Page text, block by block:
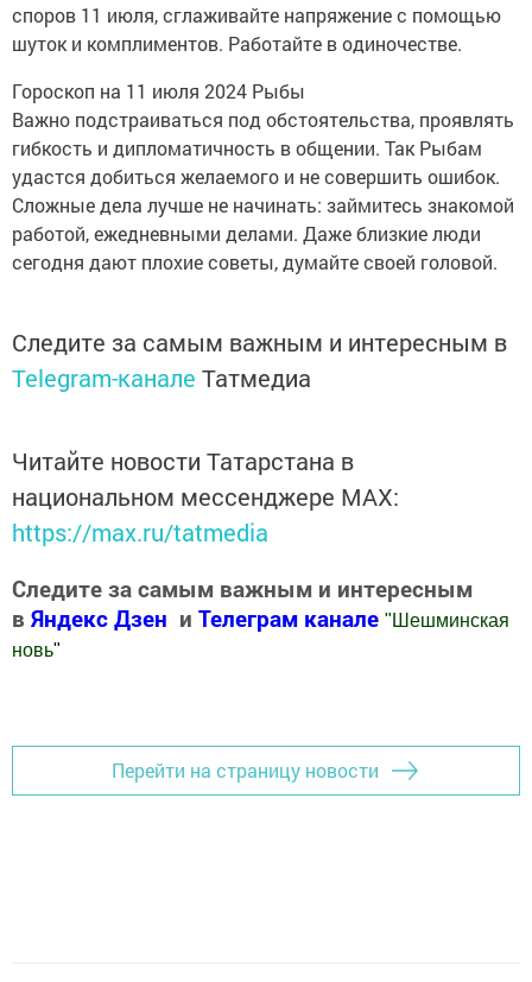
споров 11 июля, сглаживайте напряжение с помощью
шуток и комплиментов. Работайте в одиночестве.
Гороскоп на 11 июля 2024 Рыбы
Важно подстраиваться под обстоятельства, проявлять
гибкость и дипломатичность в общении. Так Рыбам
удастся добиться желаемого и не совершить ошибок.
Сложные дела лучше не начинать: займитесь знакомой
работой, ежедневными делами. Даже близкие люди
сегодня дают плохие советы, думайте своей головой.
Следите за самым важным и интересным в
Telegram-канале Татмедиа
Читайте новости Татарстана в
национальном мессенджере MАХ:
https://max.ru/tatmedia
Следите за самым важным и интересным
в Яндекс Дзен и Телеграм канале " Шешминская
новь"
Перейти на страницу новости